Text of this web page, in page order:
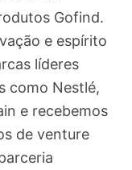
Gofind.
e espírito
líderes
como Nestlé,
e recebemos
de venture